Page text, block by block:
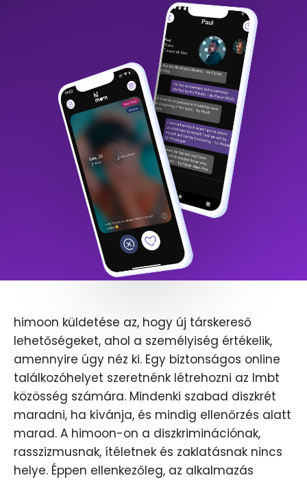
himoon küldetése az, hogy új társkereső
lehetőségeket, ahol a személyiség értékelik,
amennyire úgy néz ki. Egy biztonságos online
találkozóhelyet szeretnénk létrehozni az lmbt
közösség számára. Mindenki szabad diszkrét
maradni, ha kívánja, és mindig ellenőrzés alatt
marad. A himoon-on a diszkriminációnak,
rasszizmusnak, ítéletnek és zaklatásnak nincs
helye. Éppen ellenkezőleg, az alkalmazás